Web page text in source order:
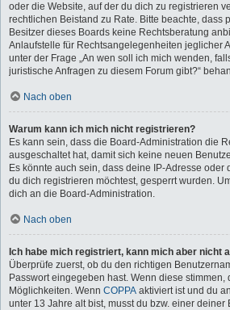
oder die Website, auf der du dich zu registrieren
rechtlichen Beistand zu Rate. Bitte beachte, dass
Besitzer dieses Boards keine Rechtsberatung
Anlaufstelle für Rechtsangelegenheiten jeglicher
unter der Frage „An wen soll ich mich wenden,
juristische Anfragen zu diesem Forum gibt?“
Nach oben
Warum kann ich mich nicht registrieren?
Es kann sein, dass die Board-Administration die
ausgeschaltet hat, damit sich keine neuen
Es könnte auch sein, dass deine IP-Adresse oder
du dich registrieren möchtest, gesperrt wurden.
dich an die Board-Administration.
Nach oben
Ich habe mich registriert, kann mich aber nicht
Überprüfe zuerst, ob du den richtigen
Passwort eingegeben hast. Wenn diese stimmen,
Möglichkeiten. Wenn COPPA aktiviert ist und du
unter 13 Jahre alt bist, musst du bzw. einer deiner